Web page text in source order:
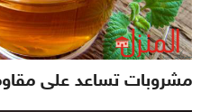
مشروبات تساعد على